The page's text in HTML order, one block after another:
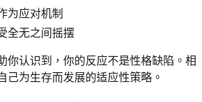
为应对机制
全无之间摇摆
你认识到，你的反应不是性格缺陷。相
己为生存而发展的适应性策略。